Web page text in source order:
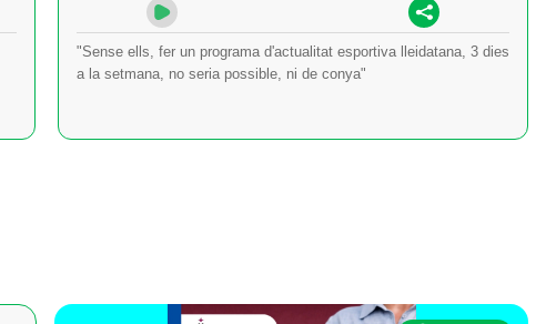
"Sense ells, fer un programa d'actualitat esportiva lleidatana, 3 dies
a la setmana, no seria possible, ni de conya"